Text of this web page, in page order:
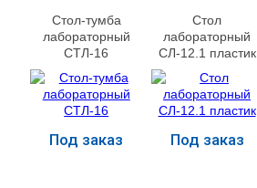
Стол-тумба
лабораторный
СТЛ-16
Под заказ
Стол
лабораторный
СЛ-12.1 пластик
Под заказ